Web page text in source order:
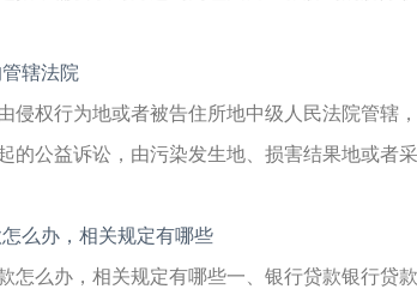
辖法院
侵权行为地或者被告住所地中级人民法院管辖
的公益诉讼，由污染发生地、损害结果地或者
么办，相关规定有哪些
怎么办，相关规定有哪些一、银行贷款银行贷